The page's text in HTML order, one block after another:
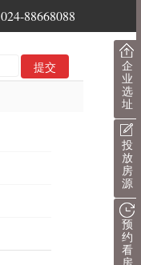
024-88668088
企
业
选
址
投
放
房
源
预
约
看